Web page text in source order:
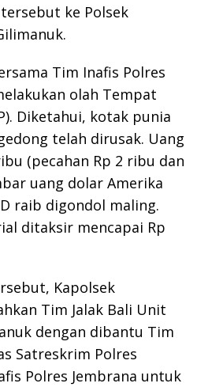
ke Polsek
Tim Inafis Polres
olah Tempat
Diketahui, kotak punia
telah dirusak. Uang
(pecahan Rp 2 ribu dan
uang dolar Amerika
raib digondol maling.
ditaksir mencapai Rp
Kapolsek
Tim Jalak Bali Unit
dengan dibantu Tim
Satreskrim Polres
Polres Jembrana untuk